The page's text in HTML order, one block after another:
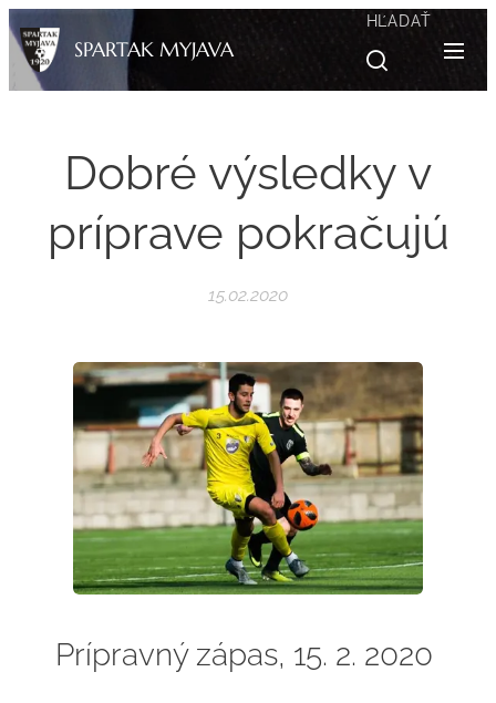
SPARTAK MYJAVA
HĽADAŤ
Dobré výsledky v
príprave pokračujú
15.02.2020
Prípravný zápas, 15. 2. 2020